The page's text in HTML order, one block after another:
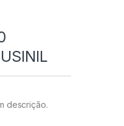
descrição.